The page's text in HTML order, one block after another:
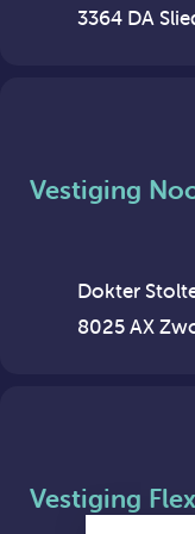
3364 DA
Vestiging
Dokter
8025 AX
Vestiging